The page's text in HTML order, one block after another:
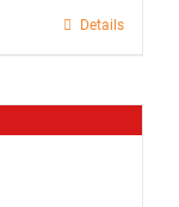
Details